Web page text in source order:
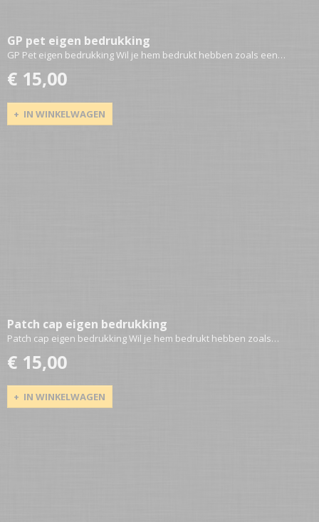
GP pet eigen bedrukking
GP Pet eigen bedrukking Wil je hem bedrukt hebben zoals een…
€ 15,00
IN WINKELWAGEN
Patch cap eigen bedrukking
Patch cap eigen bedrukking Wil je hem bedrukt hebben zoals…
€ 15,00
IN WINKELWAGEN